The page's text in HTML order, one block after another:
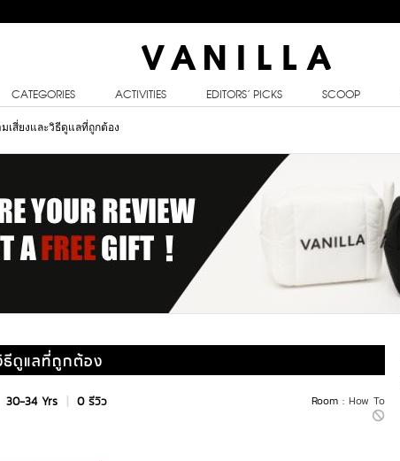
CATEGORIES ACTIVITIES EDITORS’ PICKS SCOOP
เสี่ยงและวิธีดูแลที่ถูกต้อง
ธีดูแลที่ถูกต้อง
Room : How To
30-34 Yrs | 0 รีวิว